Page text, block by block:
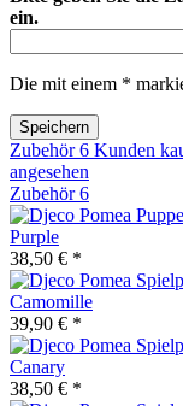
ein.
Die mit einem *
Speichern
Zubehör6 Kunden
angesehen
Zubehör6
Purple
38,50 € *
Camomille
39,90 € *
Canary
38,50 € *